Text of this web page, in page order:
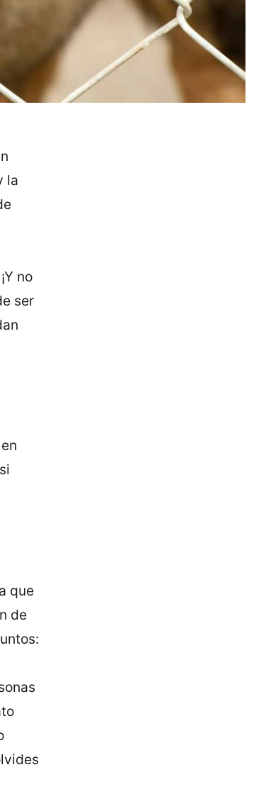
la
no
ser
que
de